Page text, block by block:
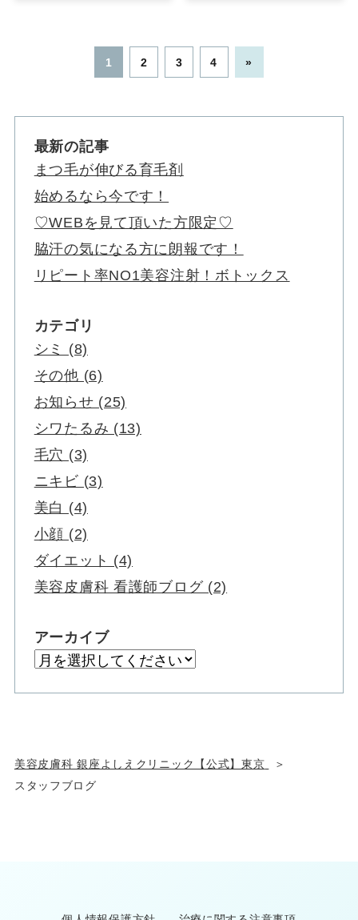
1 2 3 4 »
最新の記事
まつ毛が伸びる育毛剤
始めるなら今です！
♡WEBを見て頂いた方限定♡
脇汗の気になる方に朗報です！
リピート率NO1美容注射！ボトックス
カテゴリ
シミ (8)
その他 (6)
お知らせ (25)
シワたるみ (13)
毛穴 (3)
ニキビ (3)
美白 (4)
小顔 (2)
ダイエット (4)
美容皮膚科 看護師ブログ (2)
アーカイブ
美容皮膚科 銀座よしえクリニック【公式】東京
スタッフブログ